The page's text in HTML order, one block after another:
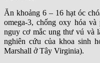
Ăn khoảng 6 – 16 hạt óc
omega-3, chống oxy hóa
nguy cơ mắc ung thư vú và
nghiên cứu của khoa sinh
Marshall ở Tây Virginia).